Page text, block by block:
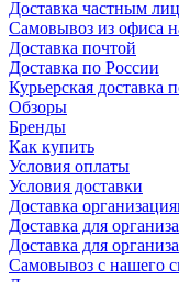
Доставка частным
Самовывоз из офиса
Доставка почтой
Доставка по России
Курьерская доставка
Обзоры
Бренды
Как купить
Условия оплаты
Условия доставки
Доставка
Доставка для
Доставка для
Самовывоз с нашего